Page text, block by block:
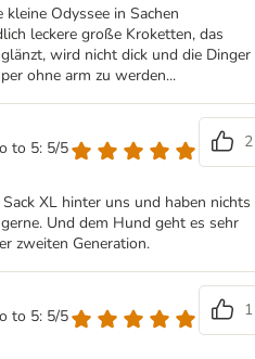
Odyssee in Sachen
leckere große Kroketten, das
wird nicht dick und die Dinger
ohne arm zu werden...
to 5: 5/5
2
XL hinter uns und haben nichts
Und dem Hund geht es sehr
zweiten Generation.
to 5: 5/5
1